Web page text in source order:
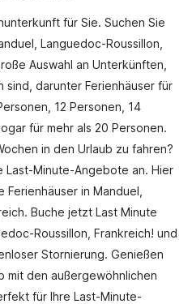
für Sie. Suchen Sie
Languedoc-Roussillon,
Auswahl an Unterkünften,
darunter Ferienhäuser für
12 Personen, 14
für mehr als 20 Personen.
in den Urlaub zu fahren?
Last-Minute-Angebote an. Hier
in Manduel,
Buche jetzt Last Minute
Roussillon, Frankreich! und
Stornierung. Genießen
mit den außergewöhnlichen
für Ihre Last-Minute-